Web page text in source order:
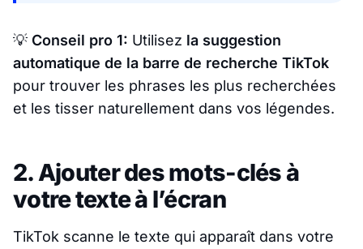
💡 Conseil pro 1: Utilisez la suggestion
automatique de la barre de recherche TikTok
pour trouver les phrases les plus recherchées
et les tisser naturellement dans vos légendes.
2. Ajouter des mots-clés à
votre texte à l’écran
TikTok scanne le texte qui apparaît dans votre